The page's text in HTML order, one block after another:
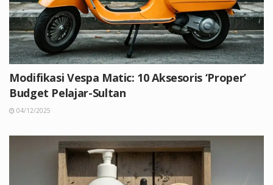
Modifikasi Vespa Matic: 10 Aksesoris ‘Proper’
Budget Pelajar-Sultan
04/12/2025